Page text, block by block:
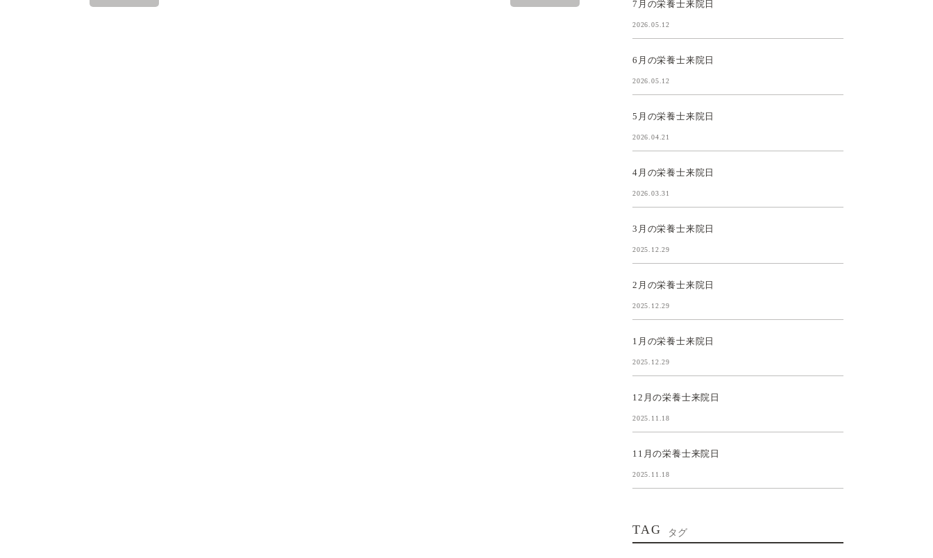
7月の栄養士来院日
2026.05.12
6月の栄養士来院日
2026.05.12
5月の栄養士来院日
2026.04.21
4月の栄養士来院日
2026.03.31
3月の栄養士来院日
2025.12.29
2月の栄養士来院日
2025.12.29
1月の栄養士来院日
2025.12.29
12月の栄養士来院日
2025.11.18
11月の栄養士来院日
2025.11.18
TAG タグ